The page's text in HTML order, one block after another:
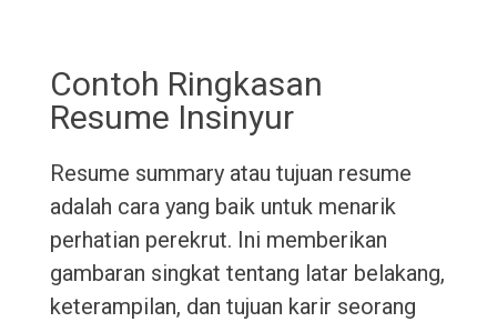
Contoh Ringkasan
Resume Insinyur
Resume summary atau tujuan resume
adalah cara yang baik untuk menarik
perhatian perekrut. Ini memberikan
gambaran singkat tentang latar belakang,
keterampilan, dan tujuan karir seorang